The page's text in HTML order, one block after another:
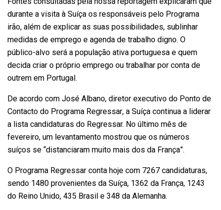
durante a visita à Suíça os responsáveis pelo Programa
irão, além de explicar as suas possibilidades, sublinhar
medidas de emprego e agenda de trabalho digno. O
público-alvo será a população ativa portuguesa e quem
decida criar o próprio emprego ou trabalhar por conta de
outrem em Portugal.
De acordo com José Albano, diretor executivo do Ponto de
Contacto do Programa Regressar, a Suíça continua a liderar
a lista candidaturas do Regressar. No último mês de
fevereiro, um levantamento mostrou que os números
suíços se “distanciaram muito mais dos da França”.
O Programa Regressar conta hoje com 7267 candidaturas,
sendo 1480 provenientes da Suíça, 1362 da França, 1243
do Reino Unido, 435 Brasil e 348 da Alemanha.